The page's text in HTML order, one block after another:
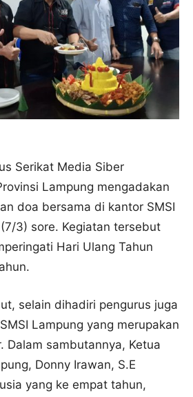
Serikat Media Siber
Lampung mengadakan
doa bersama di kantor SMSI
3) sore. Kegiatan tersebut
Hari Ulang Tahun
selain dihadiri pengurus juga
Lampung yang merupakan
Dalam sambutannya, Ketua
Donny Irawan, S.E
yang ke empat tahun,